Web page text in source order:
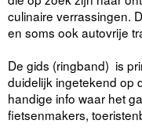
culinaire verrassingen.
en soms ook autovrije
De gids (ringband) is
duidelijk ingetekend op
handige info waar het
fietsenmakers,